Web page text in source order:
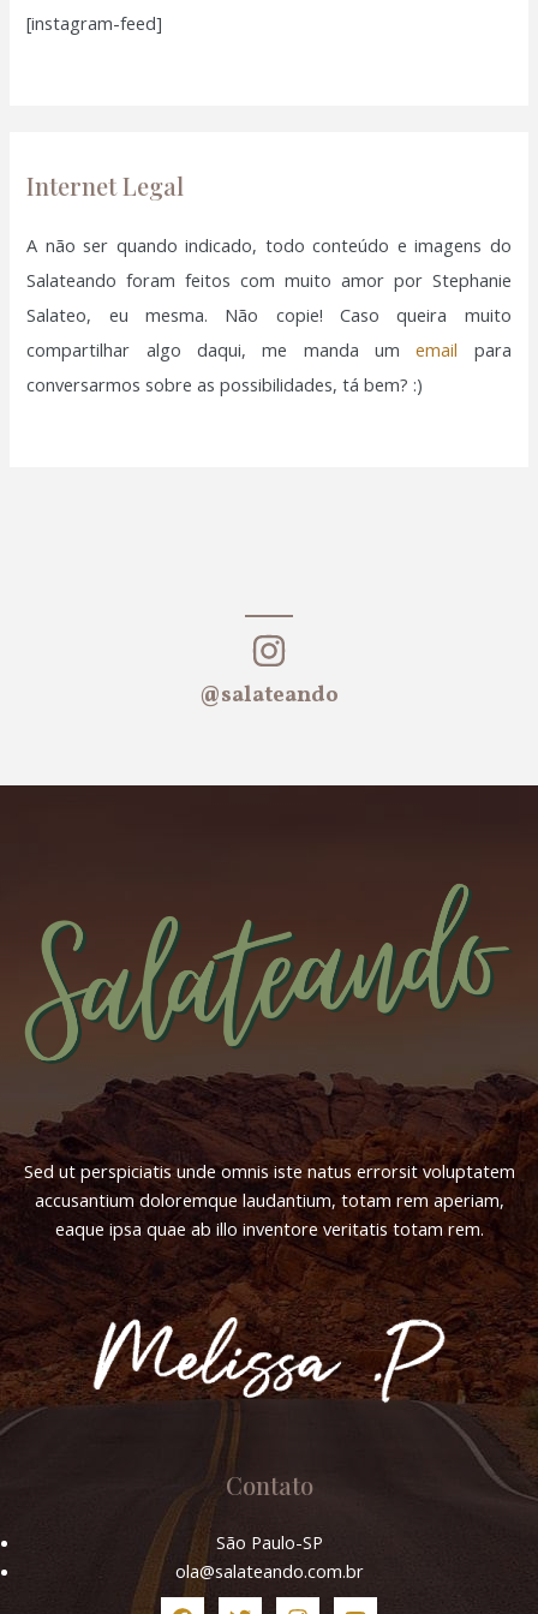
s
r
[instagram-feed]
Internet Legal
A não ser quando indicado, todo conteúdo e imagens do
Salateando foram feitos com muito amor por Stephanie
Salateo, eu mesma. Não copie! Caso queira muito
compartilhar algo daqui, me manda umemail para
conversarmos sobre as possibilidades, tá bem? :)
@salateando
Sed ut perspiciatis unde omnis iste natus errorsit voluptatem
accusantium doloremque laudantium, totam rem aperiam,
eaque ipsa quae ab illo inventore veritatis totam rem.
Contato
São Paulo-SP
ola@salateando.com.br